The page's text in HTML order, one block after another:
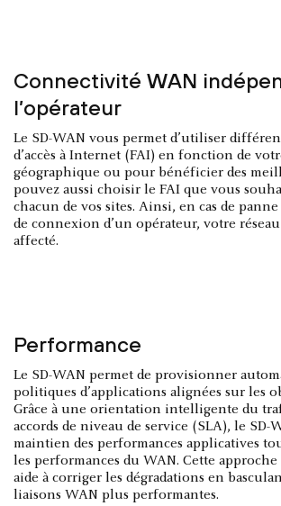
Connectivité WAN
l’opérateur
Le SD-WAN vous permet d’utiliser
d’accès à Internet (FAI) en fonction de
géographique ou pour bénéficier des
pouvez aussi choisir le FAI que vous
chacun de vos sites. Ainsi, en cas de
de connexion d’un opérateur, votre réseau
affecté.
Performance
Le SD-WAN permet de provisionner
politiques d’applications alignées sur les
Grâce à une orientation intelligente du
accords de niveau de service (SLA), le SD-
maintien des performances applicatives
les performances du WAN. Cette
aide à corriger les dégradations en
liaisons WAN plus performantes.